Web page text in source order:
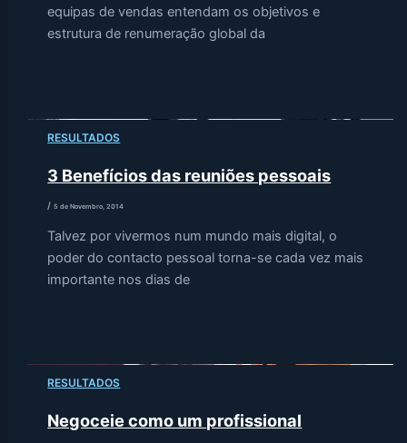
equipas de vendas entendam os objetivos e
estrutura de renumeração global da
RESULTADOS
3 Benefícios das reuniões pessoais
/5 de Novembro, 2014
Talvez por vivermos num mundo mais digital, o
poder do contacto pessoal torna-se cada vez mais
importante nos dias de
RESULTADOS
Negoceie como um profissional